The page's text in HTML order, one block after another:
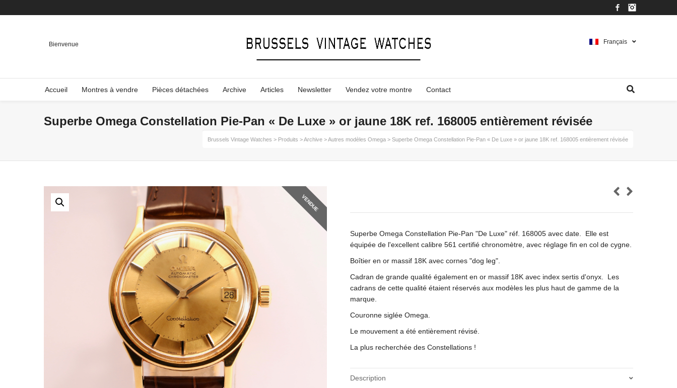
Facebook
Bienvenue Français
Accueil Montres à vendre Pièces détachées Archive Articles Newsletter Vendez votre montre Contact
Superbe Omega Constellation Pie-Pan « De Luxe » or jaune 18K ref. 168005 entièrement révisée
Brussels Vintage Watches > Produits >Archive >Autres modèles Omega > Superbe Omega Constellation Pie-Pan « De Luxe » or jaune 18K ref. 168005 entièrement révisée
VENDUE
Superbe Omega Constellation Pie-Pan "De Luxe" réf. 168005 avec date. Elle est
équipée de l'excellent calibre 561 certifié chronomètre, avec réglage fin en col de cygne.
Boîtier en or massif 18K avec cornes "dog leg".
Cadran de grande qualité également en or massif 18K avec index sertis d'onyx. Les
cadrans de cette qualité étaient réservés aux modèles les plus haut de gamme de la
marque.
Couronne siglée Omega.
Le mouvement a été entièrement révisé.
La plus recherchée des Constellations !
Description